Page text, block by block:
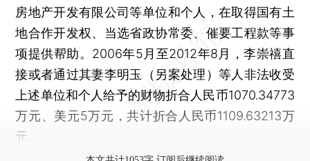
房地产开发有限公司等单位和个人，在取得国有土
地合作开发权、当选省政协常委、催要工程款等事
项提供帮助。2006年5月至2012年8月，李崇禧直
接或者通过其妻李明玉（另案处理）等人非法收受
上述单位和个人给予的财物折合人民币1070.34773
万元、美元5万元，共计折合人民币1109.63213万
元。